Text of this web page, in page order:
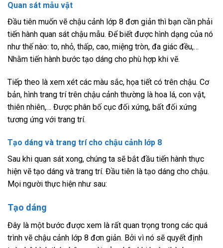
Quan sát mẫu vật
Đầu tiên muốn vẽ chậu cảnh lớp 8 đơn giản thì bạn cần phải
tiến hành quan sát chậu mẫu. Để biết được hình dạng của nó
như thế nào: to, nhỏ, thấp, cao, miệng tròn, đa giác đều,…
Nhằm tiến hành bước tạo dáng cho phù hợp khi vẽ.
Tiếp theo là xem xét các màu sắc, họa tiết có trên chậu. Cơ
bản, hình trang trí trên chậu cảnh thường là hoa lá, con vật,
thiên nhiên,… Được phân bố cục đối xứng, bất đối xứng
tương ứng với trang trí.
Tạo dáng và trang trí cho chậu cảnh lớp 8
Sau khi quan sát xong, chúng ta sẽ bắt đầu tiến hành thực
hiện vẽ tạo dáng và trang trí. Đầu tiên là tạo dáng cho chậu.
Mọi người thực hiện như sau:
Tạo dáng
Đây là một bước được xem là rất quan trọng trong các quá
trình vẽ chậu cảnh lớp 8 đơn giản. Bởi vì nó sẽ quyết định